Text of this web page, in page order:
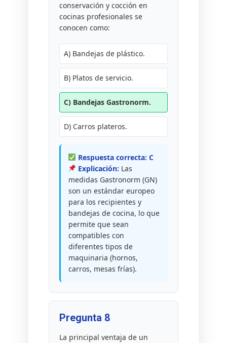
conservación y cocción en
cocinas profesionales se
conocen como:
A) Bandejas de plástico.
B) Platos de servicio.
C) Bandejas Gastronorm.
D) Carros plateros.
Respuesta correcta: C
Explicación: Las
medidas Gastronorm (GN)
son un estándar europeo
para los recipientes y
bandejas de cocina, lo que
permite que sean
compatibles con
diferentes tipos de
maquinaria (hornos,
carros, mesas frías).
Pregunta 8
La principal ventaja de un